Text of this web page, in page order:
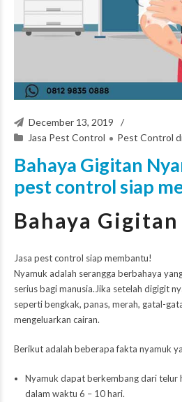
December 13, 2019
Jasa Pest Control
Pest Control
Bahaya Gigitan
pest control siap
Bahaya
Jasa pest control siap membantu!
Nyamuk adalah serangga berbahaya
serius bagi manusia.Jika setelah digigit
seperti bengkak, panas, merah, gatal-
mengeluarkan cairan.
Berikut adalah beberapa fakta nyamuk
Nyamuk dapat berkembang dari telur
dalam waktu 6 – 10 hari.